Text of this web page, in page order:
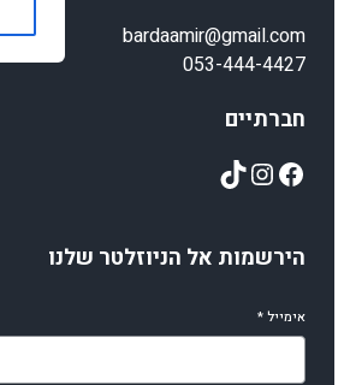
bardaamir@gmail.com
053-444-4427
חברתיים
Facebook
Instagram
TikTok
הירשמות אל הניוזלטר שלנו
אימייל*